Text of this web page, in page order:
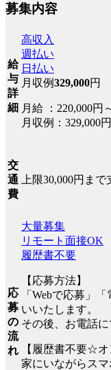
募集内容
給
与
詳
細
高収入
週払い
日払い
月収例329,000円
月給 ：220,000円
月収例：329,000
交
通
費
上限30,000円ま
応
募
の
流
れ
大量募集
リモート面接OK
履歴書不要
【応募方法】
「Webで応募」
いいたします。
その後、お電話
【履歴書不要☆オ
家にいながらス